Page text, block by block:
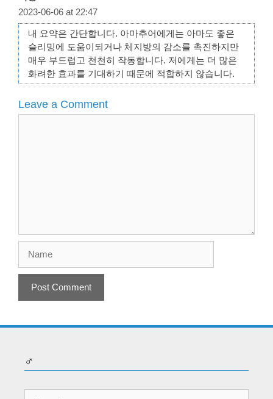
2023-06-06 at 22:47
내 요약은 간단합니다. 아마추어에게는 아마도 좋은
슬리밍에 도움이되거나 체지방의 감소를 촉진하지만
매우 부드럽고 천천히 작동합니다. 저에게는 더 많은
화려한 효과를 기대하기 때문에 적합하지 않습니다.
Leave a Comment
♂